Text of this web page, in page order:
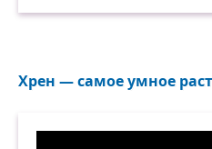
Хрен — самое умное